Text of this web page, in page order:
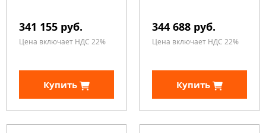
341 155 руб.
Цена включает НДС 22%
Купить
344 688 руб.
Цена включает НДС 22%
Купить